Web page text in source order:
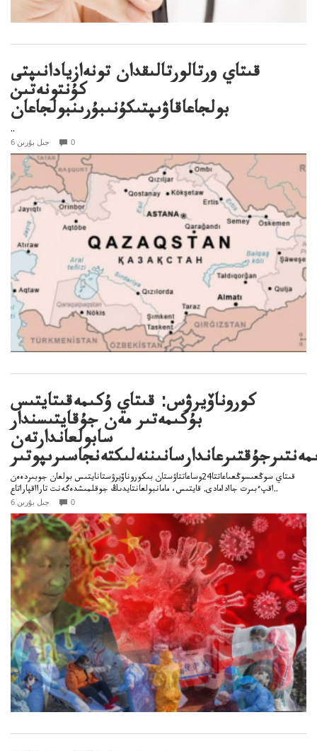
قىتاي ورتالورتالىقدان تونەازيادانىپتى
كۇنتونەتىن
بولجاعاقاۋىپتىكۇنىبۇرىنبولجاعان
..
6 جىل بۇرىن 0
كوروناۆيرۋس: قىتاي ۇكىمەقىتايتىس
بۇكىمەتىر مەن جۇقايتىسندار
سابولعاندارتەن
قىتاي سوڭعىسوڭعىاعاتتا24وساعاتتاۋستان بىكوروناۆيرۋستانايتىس بولعان جوبىردەەن
اقپءبىرت جاادامادى. قايتىس، مامانبولعانتايدىڭ جوقلمىشدەگەنت تارااقپاراتاع..
6 جىل بۇرىن 0